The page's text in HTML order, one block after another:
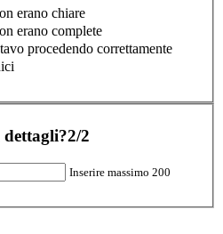
erano chiare
erano complete
procedendo correttamente
2/2
Inserire massimo 200